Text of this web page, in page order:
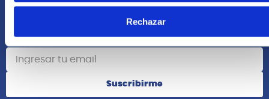
Rechazar
Suscribete
Suscribirme